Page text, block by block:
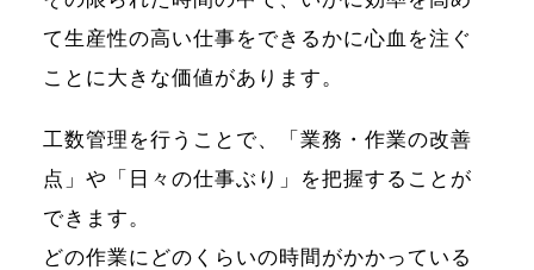
て生産性の高い仕事をできるかに心血を注ぐ
ことに大きな価値があります。
工数管理を行うことで、「業務・作業の改善
点」や「日々の仕事ぶり」を把握することが
できます。
どの作業にどのくらいの時間がかかっている